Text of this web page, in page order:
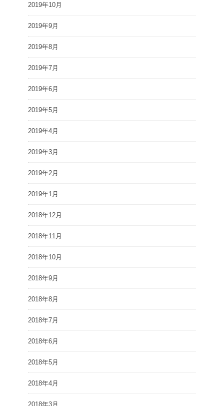
2019年10月
2019年9月
2019年8月
2019年7月
2019年6月
2019年5月
2019年4月
2019年3月
2019年2月
2019年1月
2018年12月
2018年11月
2018年10月
2018年9月
2018年8月
2018年7月
2018年6月
2018年5月
2018年4月
2018年3月